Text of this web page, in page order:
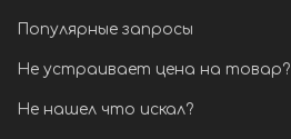
Популярные запросы
Не устраивает цена на товар?
Не нашел что искал?